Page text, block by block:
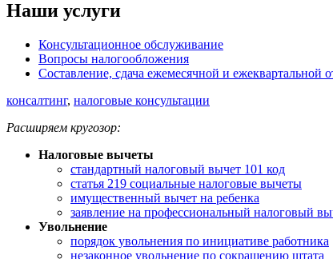
Наши услуги
Консультационное обслуживание
Вопросы налогообложения
Составление, сдача ежемесячной и
консалтинг, налоговые консультации
Расширяем кругозор:
Налоговые вычеты
стандартный налоговый вычет 101 код
статья 219 социальные налоговые вычеты
имущественный вычет на ребенка
заявление на профессиональный налоговый
Увольнение
порядок увольнения по инициативе работника
незаконное увольнение по сокращению штата